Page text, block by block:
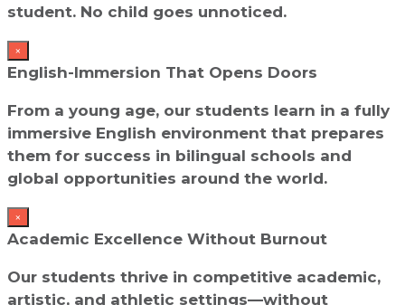
student. No child goes unnoticed.
×
English-Immersion That Opens Doors
From a young age, our students learn in a fully
immersive English environment that prepares
them for success in bilingual schools and
global opportunities around the world.
×
Academic Excellence Without Burnout
Our students thrive in competitive academic,
artistic, and athletic settings—without